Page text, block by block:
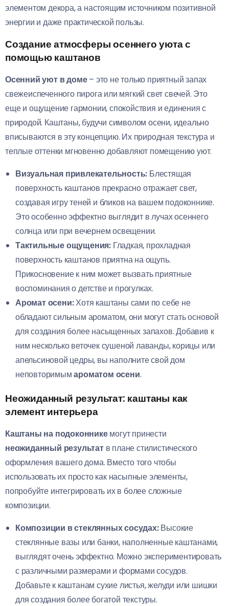
элементом декора, а настоящим источником позитивной
энергии и даже практической пользы.
Создание атмосферы осеннего уюта с
помощью каштанов
Осенний уют в доме– это не только приятный запах
свежеиспеченного пирога или мягкий свет свечей. Это
еще и ощущение гармонии, спокойствия и единения с
природой. Каштаны, будучи символом осени, идеально
вписываются в эту концепцию. Их природная текстура и
теплые оттенки мгновенно добавляют помещению уют.
Визуальная привлекательность: Блестящая
поверхность каштанов прекрасно отражает свет,
создавая игру теней и бликов на вашем подоконнике.
Это особенно эффектно выглядит в лучах осеннего
солнца или при вечернем освещении.
Тактильные ощущения: Гладкая, прохладная
поверхность каштанов приятна на ощупь.
Прикосновение к ним может вызвать приятные
воспоминания о детстве и прогулках.
Аромат осени:Хотя каштаны сами по себе не
обладают сильным ароматом, они могут стать основой
для создания более насыщенных запахов. Добавив к
ним несколько веточек сушеной лаванды, корицы или
апельсиновой цедры, вы наполните свой дом
неповторимымароматом осени.
Неожиданный результат: каштаны как
элемент интерьера
Каштаны на подоконникемогут принести
неожиданный результатв плане стилистического
оформления вашего дома. Вместо того чтобы
использовать их просто как насыпные элементы,
попробуйте интегрировать их в более сложные
композиции.
Композиции в стеклянных сосудах:Высокие
стеклянные вазы или банки, наполненные каштанами,
выглядят очень эффектно. Можно экспериментировать
с различными размерами и формами сосудов.
Добавьте к каштанам сухие листья, желуди или шишки
для создания более богатой текстуры.